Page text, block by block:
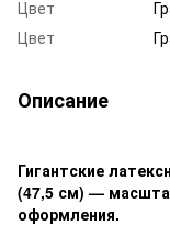
Цвет
Цвет
Описание
Гигантские
(47,5 см) —
оформления.